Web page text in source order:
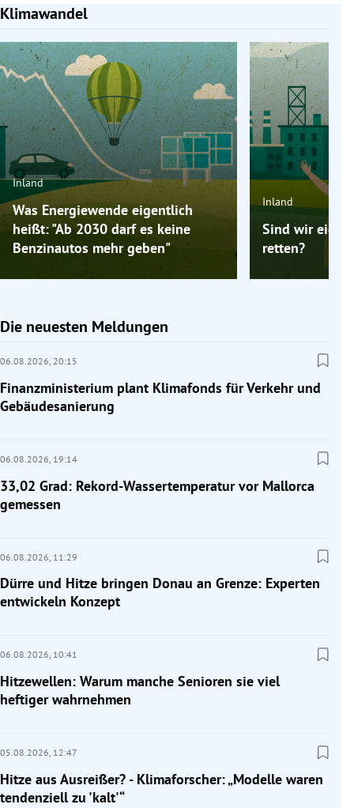
Klimawandel
Slide 1 von 4
Inland
Was Energiewende eigentlich
heißt: "Ab 2030 darf es keine
Benzinautos mehr geben"
Inland
Sind wir
retten?
Die neuesten Meldungen
06.08.2026, 20:15
Finanzministerium plant Klimafonds für Verkehr und
Gebäudesanierung
06.08.2026, 19:14
33,02 Grad: Rekord-Wassertemperatur vor Mallorca
gemessen
06.08.2026, 11:29
Dürre und Hitze bringen Donau an Grenze: Experten
entwickeln Konzept
06.08.2026, 10:41
Hitzewellen: Warum manche Senioren sie viel
heftiger wahrnehmen
05.08.2026, 12:47
Hitze aus Ausreißer? - Klimaforscher: „Modelle waren
tendenziell zu 'kalt'“